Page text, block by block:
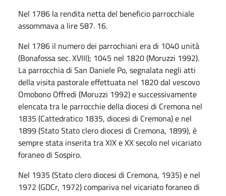
Nel 1786 la rendita netta del beneficio parrocchiale
assommava a lire 587. 16.
Nel 1786 il numero dei parrochiani era di 1040 unità
(Bonafossa sec. XVIII); 1045 nel 1820 (Moruzzi 1992).
La parrocchia di San Daniele Po, segnalata negli atti
della visita pastorale effettuata nel 1820 dal vescovo
Omobono Offredi (Moruzzi 1992) e successivamente
elencata tra le parrocchie della diocesi di Cremona nel
1835 (Cattedratico 1835, diocesi di Cremona) e nel
1899 (Stato Stato clero diocesi di Cremona, 1899), è
sempre stata inserita tra XIX e XX secolo nel vicariato
foraneo di Sospiro.
Nel 1935 (Stato clero diocesi di Cremona, 1935) e nel
1972 (GDCr, 1972) compariva nel vicariato foraneo di